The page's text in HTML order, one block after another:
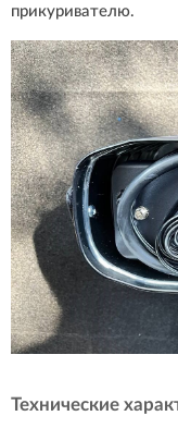
прикуривателю.
Технические